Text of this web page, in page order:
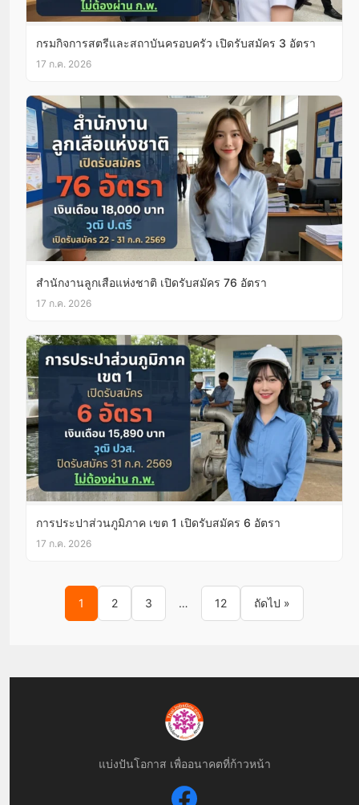
กรมกิจการสตรีและสถาบันครอบครัว เปิดรับสมัคร 3 อัตรา
17 ก.ค. 2026
สำนักงานลูกเสือแห่งชาติ เปิดรับสมัคร 76 อัตรา
17 ก.ค. 2026
การประปาส่วนภูมิภาค เขต 1 เปิดรับสมัคร 6 อัตรา
17 ก.ค. 2026
Posts pagination
1 2 3 … 12 ถัดไป »
แบ่งปันโอกาส เพื่ออนาคตที่ก้าวหน้า